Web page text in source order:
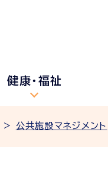
健康・福祉
> 公共施設マネジメント